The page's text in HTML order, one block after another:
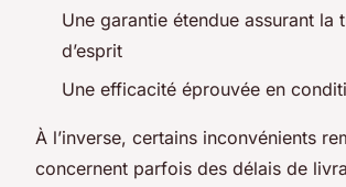
Une garantie étendue assurant la
d’esprit
Une efficacité éprouvée en
À l’inverse, certains inconvénients
concernent parfois des délais de